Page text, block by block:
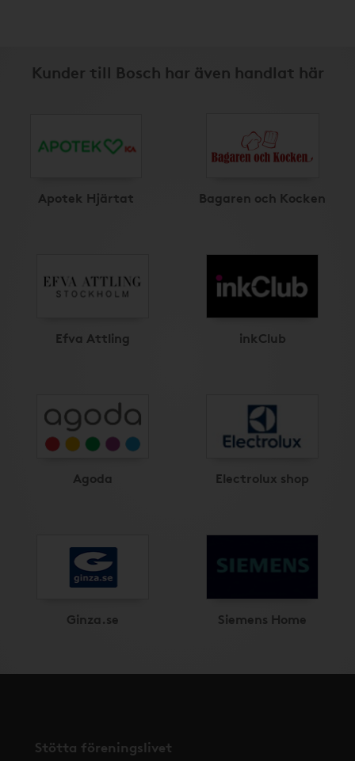
Kunder till Bosch har även handlat här
Apotek Hjärtat Bagaren och Kocken
Efva Attling inkClub
Agoda Electrolux shop
Ginza.se Siemens Home
Stötta föreningslivet